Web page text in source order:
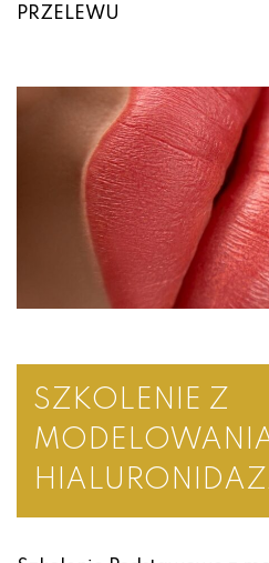
PRZELEWU
SZKOLENIE Z